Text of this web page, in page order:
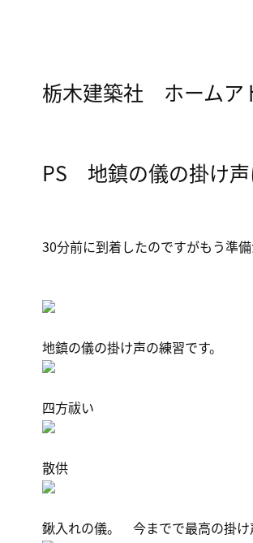
栃木建築社 ホーム
PS 地鎮の儀の掛け声
30分前に到着したのですがもう準
地鎮の儀の掛け声の練習です。
四方祓い
散供
鍬入れの儀。 今までで最高の掛け